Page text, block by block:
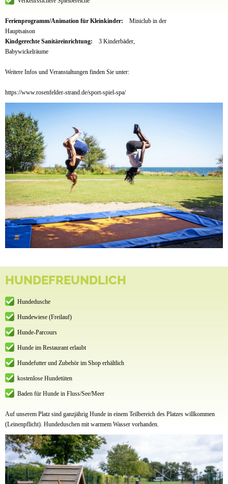
Ferienprogramm/Animation für Kleinkinder:
Miniclub in der
Hauptsaison
Kindgerechte Sanitäreinrichtung:
3 Kinderbäder,
Babywickelräume
Weitere Infos und Veranstaltungen finden Sie unter:
https://www.rosenfelder-strand.de/sport-spiel-spa/
HUNDEFREUNDLICH
Hundedusche
Hundewiese (Freilauf)
Hunde-Parcours
Hunde im Restaurant erlaubt
Hundefutter und Zubehör im Shop erhältlich
kostenlose Hundetüten
Baden für Hunde in Fluss/See/Meer
Auf unserem Platz sind ganzjährig Hunde in einem Teilbereich des Platzes willkommen
(Leinenpflicht). Hundeduschen mit warmem Wasser vorhanden.